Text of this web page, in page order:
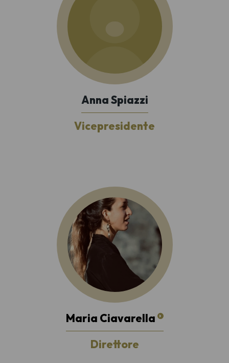
Anna Spiazzi
Vicepresidente
Maria Ciavarella
Direttore